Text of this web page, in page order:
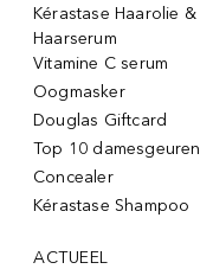
Kérastase Haarolie &
Haarserum
Vitamine C serum
Oogmasker
Douglas Giftcard
Top 10 damesgeuren
Concealer
Kérastase Shampoo
ACTUEEL